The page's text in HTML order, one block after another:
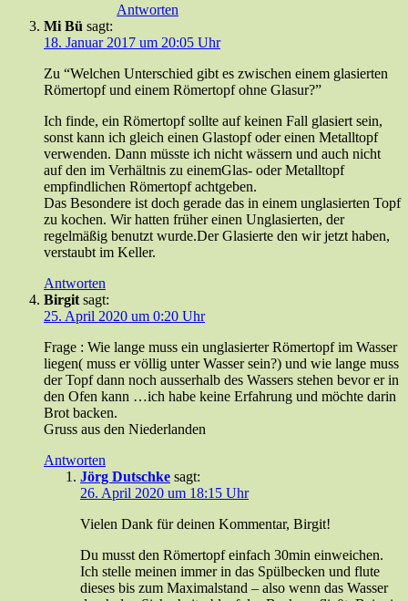
Antworten
Mi Bü sagt:
18. Januar 2017 um 20:05 Uhr
Zu “Welchen Unterschied gibt es zwischen einem glasierten
Römertopf und einem Römertopf ohne Glasur?”
Ich finde, ein Römertopf sollte auf keinen Fall glasiert sein,
sonst kann ich gleich einen Glastopf oder einen Metalltopf
verwenden. Dann müsste ich nicht wässern und auch nicht
auf den im Verhältnis zu einemGlas- oder Metalltopf
empfindlichen Römertopf achtgeben.
Das Besondere ist doch gerade das in einem unglasierten Topf
zu kochen. Wir hatten früher einen Unglasierten, der
regelmäßig benutzt wurde.Der Glasierte den wir jetzt haben,
verstaubt im Keller.
Antworten
Birgit sagt:
25. April 2020 um 0:20 Uhr
Frage : Wie lange muss ein unglasierter Römertopf im Wasser
liegen( muss er völlig unter Wasser sein?) und wie lange muss
der Topf dann noch ausserhalb des Wassers stehen bevor er in
den Ofen kann …ich habe keine Erfahrung und möchte darin
Brot backen.
Gruss aus den Niederlanden
Antworten
Jörg Dutschke sagt:
26. April 2020 um 18:15 Uhr
Vielen Dank für deinen Kommentar, Birgit!
Du musst den Römertopf einfach 30min einweichen.
Ich stelle meinen immer in das Spülbecken und flute
dieses bis zum Maximalstand – also wenn das Wasser